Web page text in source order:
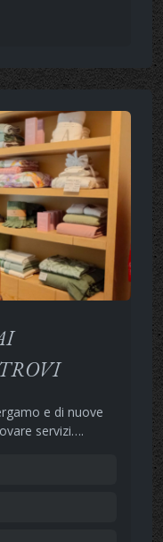
e di nuove
servizi….